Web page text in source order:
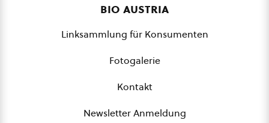
bio austria
Linksammlung für Konsumenten
Fotogalerie
Kontakt
Newsletter Anmeldung